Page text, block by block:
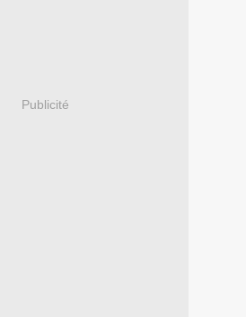
Publicité